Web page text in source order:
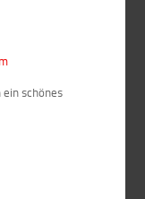
schönes